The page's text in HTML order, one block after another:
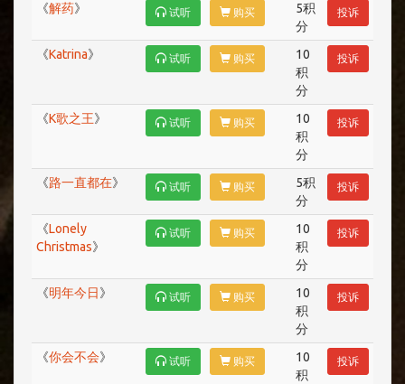
《解药》 试听 购买
5积
分
投诉
《Katrina》 试听 购买
10
积
分
投诉
《K歌之王》 试听 购买
10
积
分
投诉
《路一直都在》 试听 购买
5积
分
投诉
《Lonely
Christmas》
试听 购买
10
积
分
投诉
《明年今日》 试听 购买
10
积
分
投诉
《你会不会》 试听 购买
10
积
投诉